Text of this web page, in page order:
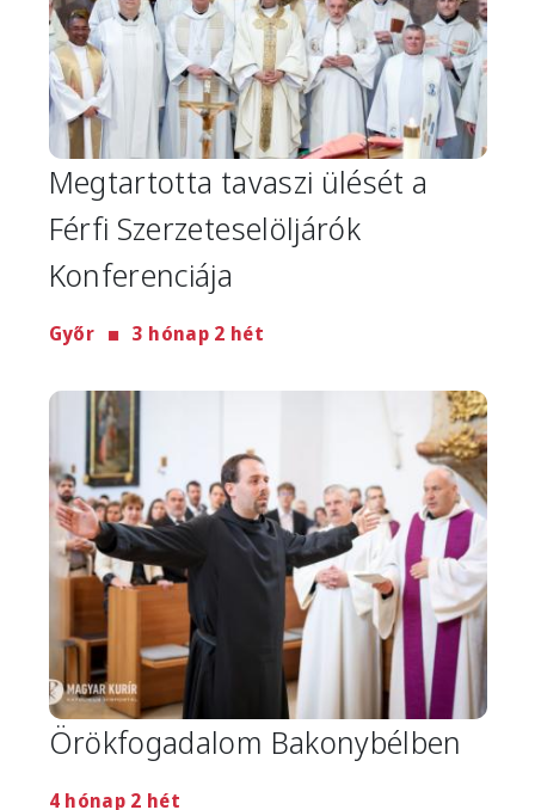
Megtartotta tavaszi ülését a
Férfi Szerzeteselöljárók
Konferenciája
Győr 3 hónap 2 hét
Image
Örökfogadalom Bakonybélben
4 hónap 2 hét